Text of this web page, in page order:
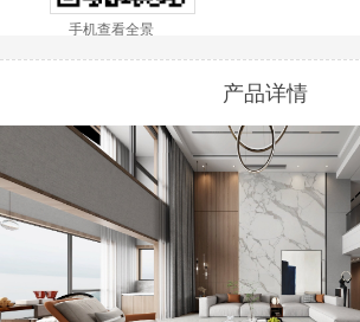
手机查看全景
产品详情